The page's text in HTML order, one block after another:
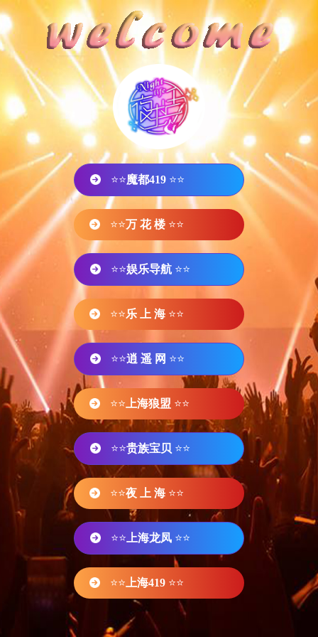
⭐⭐魔都419 ⭐⭐
⭐⭐万 花 楼 ⭐⭐
⭐⭐娱乐导航 ⭐⭐
⭐⭐乐 上 海 ⭐⭐
⭐⭐逍 遥 网 ⭐⭐
⭐⭐ 上海狼盟 ⭐⭐
⭐⭐贵族宝贝 ⭐⭐
⭐⭐夜 上 海 ⭐⭐
⭐⭐ 上海龙凤 ⭐⭐
⭐⭐ 上海419 ⭐⭐